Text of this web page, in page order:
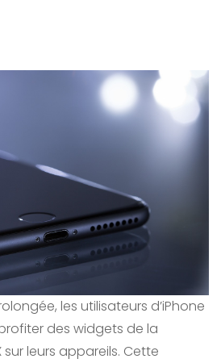
les utilisateurs d’iPhone
des widgets de la
leurs appareils. Cette